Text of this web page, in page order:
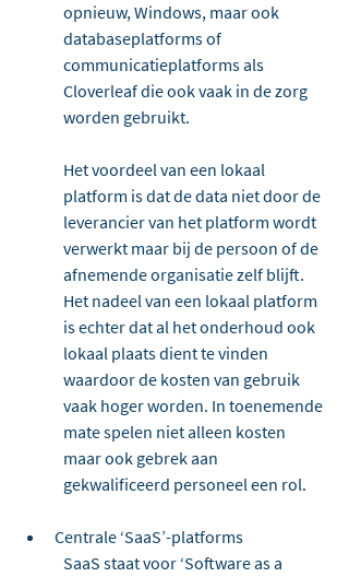
opnieuw, Windows, maar ook
databaseplatforms of
communicatieplatforms als
Cloverleaf die ook vaak in de zorg
worden gebruikt.
Het voordeel van een lokaal
platform is dat de data niet door de
leverancier van het platform wordt
verwerkt maar bij de persoon of de
afnemende organisatie zelf blijft.
Het nadeel van een lokaal platform
is echter dat al het onderhoud ook
lokaal plaats dient te vinden
waardoor de kosten van gebruik
vaak hoger worden. In toenemende
mate spelen niet alleen kosten
maar ook gebrek aan
gekwalificeerd personeel een rol.
Centrale ‘SaaS’-platforms
SaaS staat voor ‘Software as a